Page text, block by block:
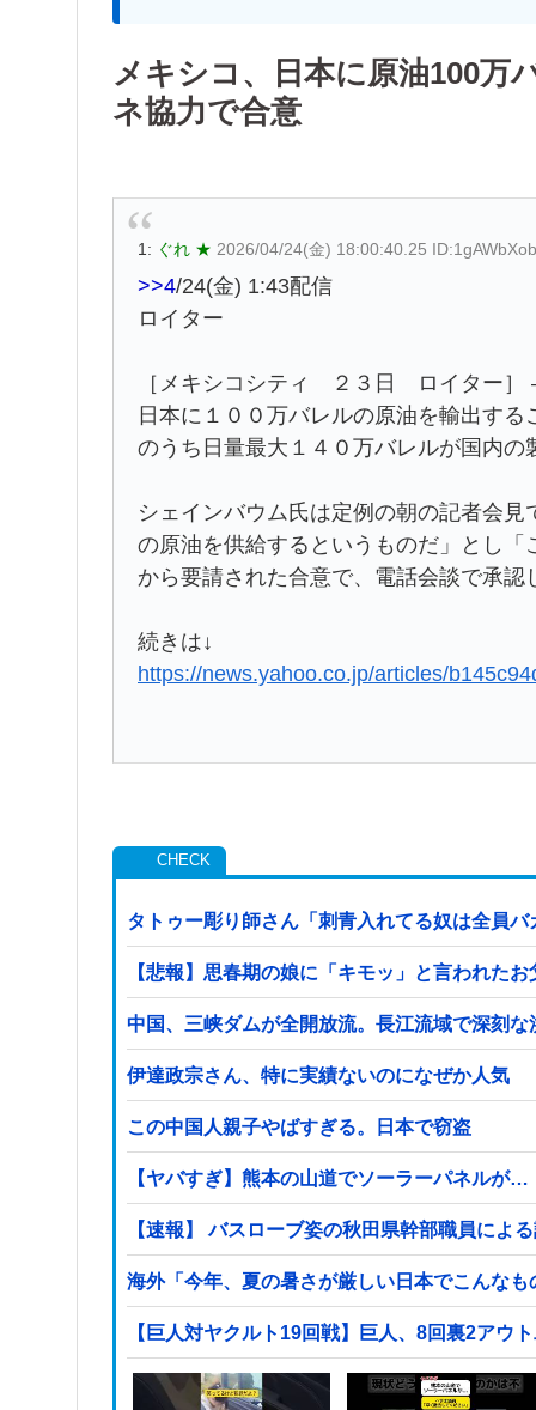
メキシコ、日本に原油100
ネ協力で合意
1: ぐれ ★ 2026/04/24(金) 18:00:40.25
>>4/24(金) 1:43配信
ロイター
［メキシコシティ ２３日 ロイター］
日本に１００万⁠バレルの原油を輸出す
のうち日量最大１４０万バ‌レルが国内
シェインバ‌ウム氏は定例の朝​の記者会
の原油を供給する‌というものだ」​とし
から要請された合意で、電話会談で承認
続きは↓
https://news.yahoo.co.jp/articles/
タトゥー彫り師さん「刺青入れてる奴は全員
【悲報】思春期の娘に「キモッ」と言われた
中国、三峡ダムが全開放流。長江流域で深刻な
伊達政宗さん、特に実績ないのになぜか人気
この中国人親子やばすぎる。日本で窃盗
【ヤバすぎ】熊本の山道でソーラーパネルが…
【速報】 バスローブ姿の秋田県幹部職員によ
海外「今年、夏の暑さが厳しい日本でこんな
【巨人対ヤクルト19回戦】巨人、8回裏2アウ